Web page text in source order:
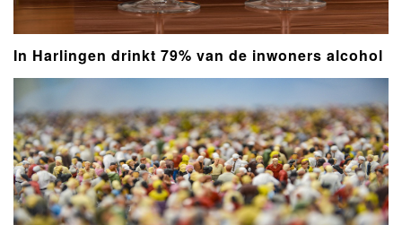
In Harlingen drinkt 79% van de inwoners alcohol